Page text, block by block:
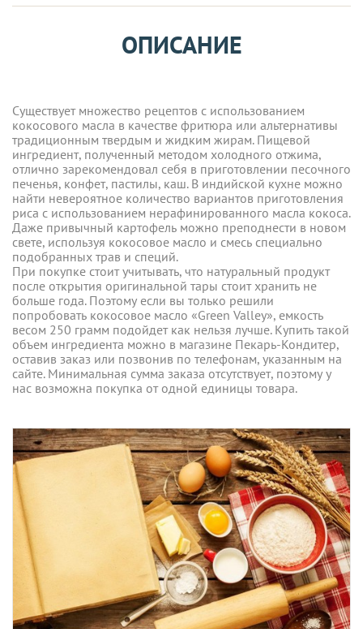
ОПИСАНИЕ
Существует множество рецептов с использованием
кокосового масла в качестве фритюра или альтернативы
традиционным твердым и жидким жирам. Пищевой
ингредиент, полученный методом холодного отжима,
отлично зарекомендовал себя в приготовлении песочного
печенья, конфет, пастилы, каш. В индийской кухне можно
найти невероятное количество вариантов приготовления
риса с использованием нерафинированного масла кокоса.
Даже привычный картофель можно преподнести в новом
свете, используя кокосовое масло и смесь специально
подобранных трав и специй.
При покупке стоит учитывать, что натуральный продукт
после открытия оригинальной тары стоит хранить не
больше года. Поэтому если вы только решили
попробовать кокосовое масло «Green Valley», емкость
весом 250 грамм подойдет как нельзя лучше. Купить такой
объем ингредиента можно в магазине Пекарь-Кондитер,
оставив заказ или позвонив по телефонам, указанным на
сайте. Минимальная сумма заказа отсутствует, поэтому у
нас возможна покупка от одной единицы товара.